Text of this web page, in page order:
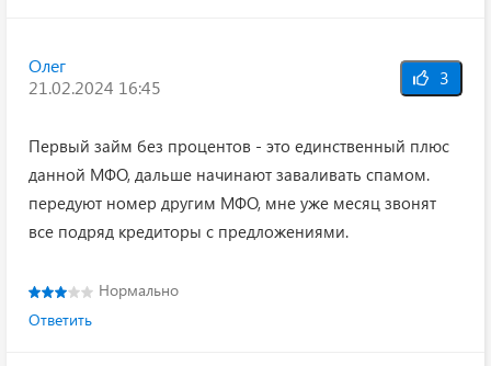
Олег
21.02.2024 16:45
3
Первый займ без процентов - это единственный плюс
данной МФО, дальше начинают заваливать спамом.
передуют номер другим МФО, мне уже месяц звонят
все подряд кредиторы с предложениями.
Нормально
Ответить